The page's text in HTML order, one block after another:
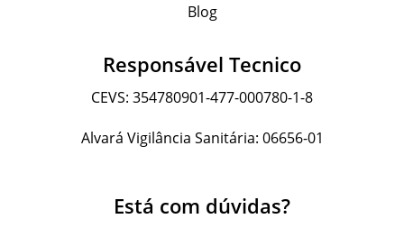
Blog
Responsável Tecnico
CEVS: 354780901-477-000780-1-8
Alvará Vigilância Sanitária: 06656-01
Está com dúvidas?